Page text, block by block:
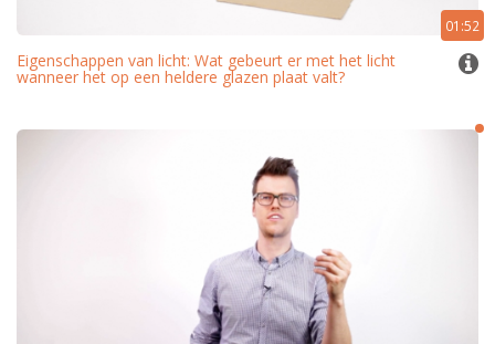
01:52
Eigenschappen van licht: Wat gebeurt er met het licht
wanneer het op een heldere glazen plaat valt?